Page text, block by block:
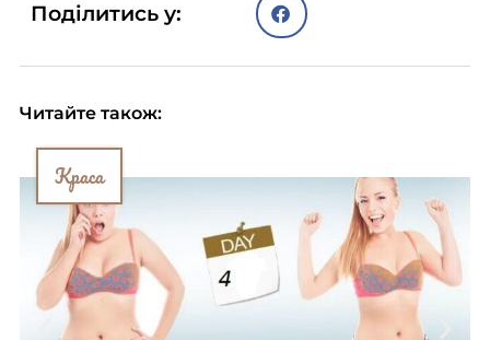
Поділитись у:
Читайте також:
Краса